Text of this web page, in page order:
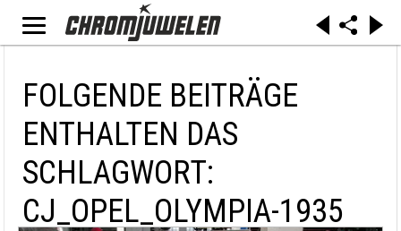
FOLGENDE BEITRÄGE
ENTHALTEN DAS
SCHLAGWORT:
CJ_OPEL_OLYMPIA-1935